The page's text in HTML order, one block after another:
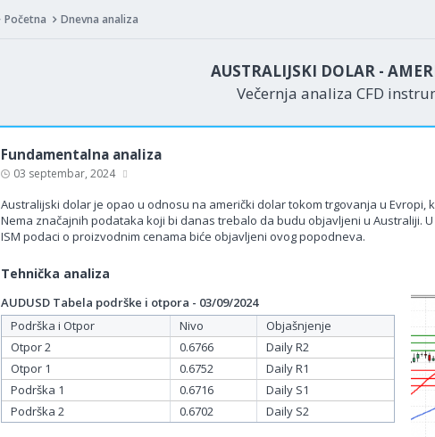
Početna Dnevna analiza
AUSTRALIJSKI DOLAR -
Večernja analiza CFD
Fundamentalna analiza
03 septembar, 2024
Australijski dolar je opao u odnosu na američki dolar tokom trgovanja u Evropi,
Nema značajnih podataka koji bi danas trebalo da budu objavljeni u Australiji.
ISM podaci o proizvodnim cenama biće objavljeni ovog popodneva.
Tehnička analiza
AUDUSD Tabela podrške i otpora - 03/09/2024
Podrška i Otpor
Nivo
Objašnjenje
Otpor 2
0.6766
Daily R2
Otpor 1
0.6752
Daily R1
Podrška 1
0.6716
Daily S1
Podrška 2
0.6702 Daily S2